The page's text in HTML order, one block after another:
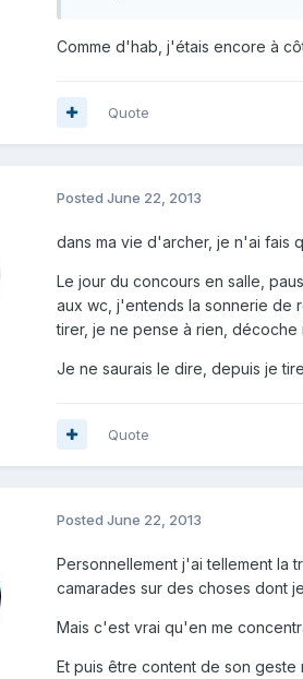
Comme d'hab, j'étais encore à
Quote
Posted June 22, 2013
dans ma vie d'archer, je n'ai fais
Le jour du concours en salle,
aux wc, j'entends la sonnerie de
tirer, je ne pense à rien,
Je ne saurais le dire, depuis je
Quote
Posted June 22, 2013
Personnellement j'ai tellement la
camarades sur des choses dont
Mais c'est vrai qu'en me
Et puis être content de son